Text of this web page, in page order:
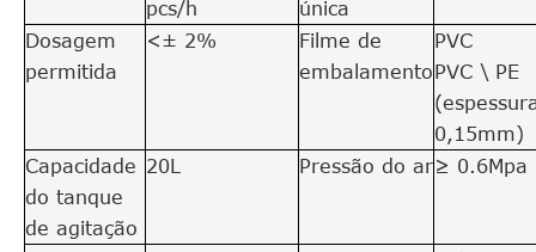
pcs/h
única
Dosagem
permitida
<± 2%
Filme de
embalamento
PVC
PVC \ PE
0,15mm)
Capacidade
do tanque
de agitação
20L Pressão do ar≥ 0.6Mpa